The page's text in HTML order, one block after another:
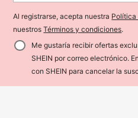
ello alto negra para mujer, camiseta
de manga larga delgada de malla tr
ansparente, casual de otoño/inviern
o primavera
¡40% DE
Al registrarse, acepta nuestra
nuestrosTérminos y condiciones.
Me gustaría recibir ofertas
SHEIN por correo electrónico.
con SHEIN para cancelar la